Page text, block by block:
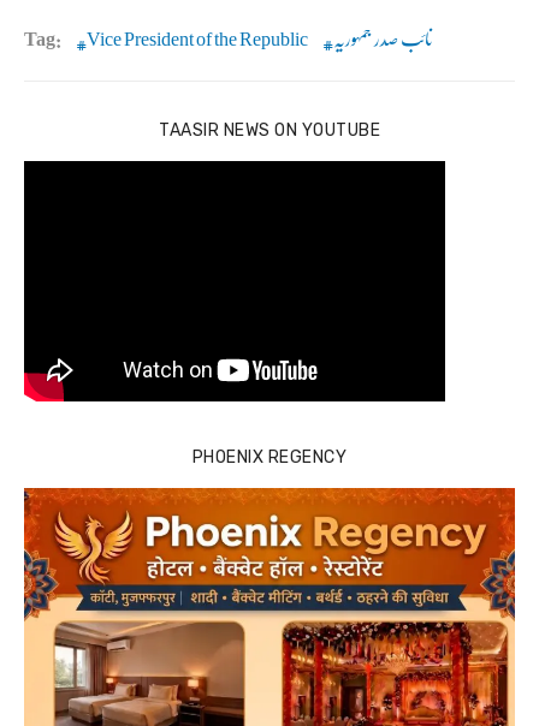
Tag: Vice President of the Republic نائب صدر جمہوریہ
TAASIR NEWS ON YOUTUBE
PHOENIX REGENCY